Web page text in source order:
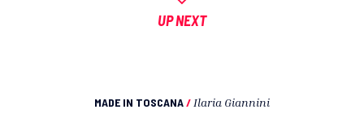
UP NEXT
MADE IN TOSCANA/ Ilaria Giannini